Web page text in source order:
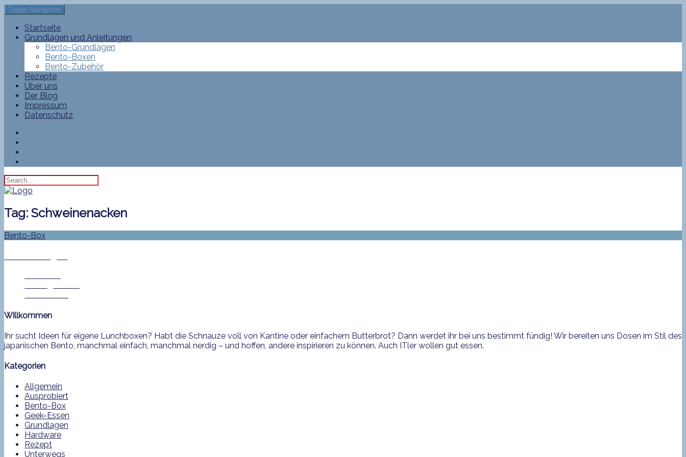
Toggle Navigation
Startseite
Grundlagen und Anleitungen
Bento-Grundlagen
Bento-Boxen
Bento-Zubehör
Rezepte
Über uns
Der Blog
Impressum
Datenschutz
Tag: Schweinenacken
Bento-Box
Willkommen
Ihr sucht Ideen für eigene Lunchboxen? Habt die Schnauze voll von Kantine oder einfachem Butterbrot? Dann werdet ihr bei uns bestimmt fündig! Wir bereiten uns Dosen im Stil des
japanischen Bento, manchmal einfach, manchmal nerdig – und hoffen, andere inspirieren zu können. Auch ITler wollen gut essen.
Kategorien
Allgemein
Ausprobiert
Bento-Box
Geek-Essen
Grundlagen
Hardware
Rezept
Unterwegs